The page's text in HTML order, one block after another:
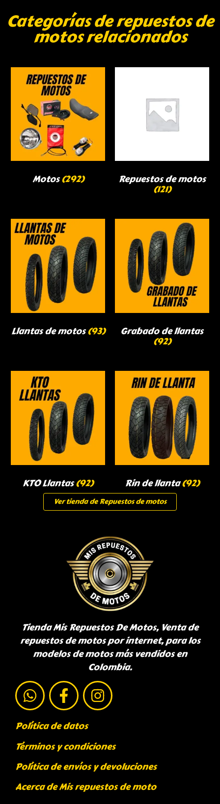
Categorías de repuestos de
motos relacionados
Motos(292) Repuestos de motos
(121)
Llantas de motos(93) Grabado de llantas
(92)
KTO Llantas(92) Rin de llanta(92)
Ver tienda de Repuestos de motos
Tienda Mis Repuestos De Motos, Venta de
repuestos de motos por internet, para los
modelos de motos más vendidos en
Colombia.
Política de datos
Términos y condiciones
Política de envíos y devoluciones
Acerca de Mis repuestos de moto